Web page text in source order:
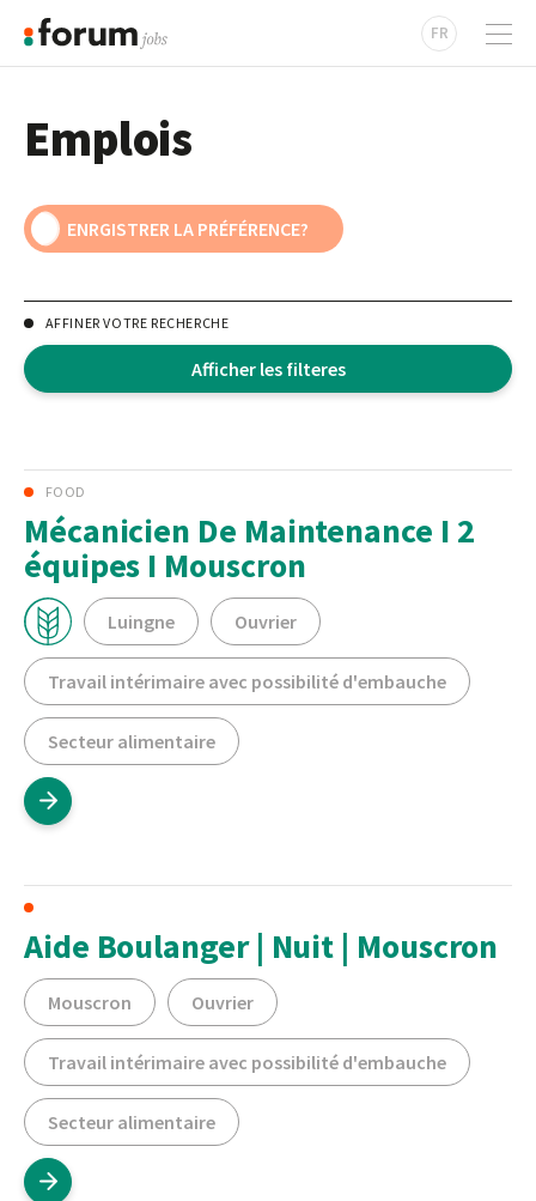
FR
Emplois
AFFINER VOTRE RECHERCHE
Afficher les filteres
FOOD
Mécanicien De Maintenance I 2
équipes I Mouscron
Luingne Ouvrier
Travail intérimaire avec possibilité d'embauche
Secteur alimentaire
Aide Boulanger | Nuit | Mouscron
Mouscron Ouvrier
Travail intérimaire avec possibilité d'embauche
Secteur alimentaire